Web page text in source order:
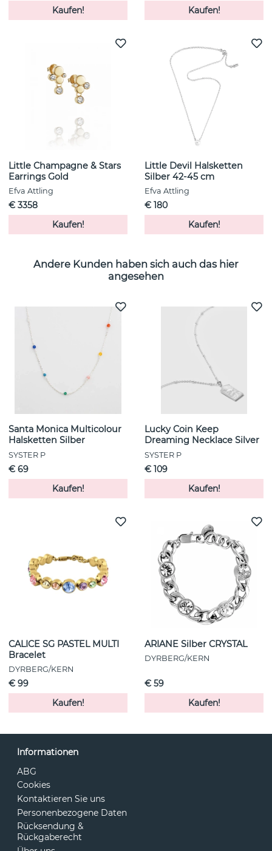
Kaufen!
Kaufen!
Little Champagne & Stars
Earrings Gold
Efva Attling
€ 3358
Kaufen!
Little Devil Halsketten
Silber 42-45 cm
Efva Attling
€ 180
Kaufen!
Andere Kunden haben sich auch das hier
angesehen
Santa Monica Multicolour
Halsketten Silber
SYSTER P
€ 69
Kaufen!
Lucky Coin Keep
Dreaming Necklace Silver
SYSTER P
€ 109
Kaufen!
CALICE SG PASTEL MULTI
Bracelet
DYRBERG/KERN
€ 99
Kaufen!
ARIANE Silber CRYSTAL
DYRBERG/KERN
€ 59
Kaufen!
Informationen
ABG
Cookies
Kontaktieren Sie uns
Personenbezogene Daten
Rücksendung &
Rückgaberecht